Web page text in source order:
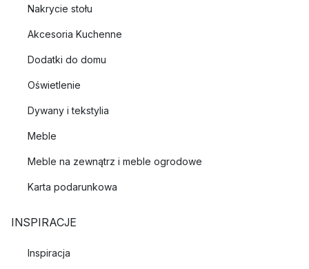
Nakrycie stołu
Akcesoria Kuchenne
Dodatki do domu
Oświetlenie
Dywany i tekstylia
Meble
Meble na zewnątrz i meble ogrodowe
Karta podarunkowa
INSPIRACJE
Inspiracja